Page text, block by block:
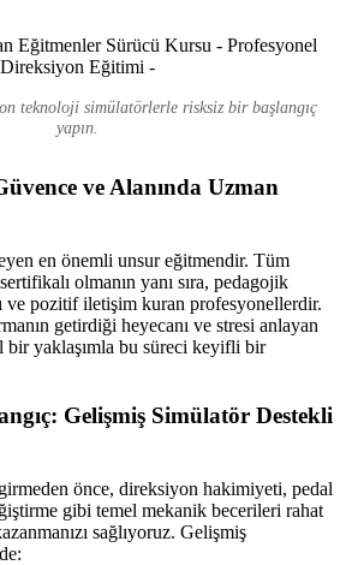
teknoloji simülatörlerle risksiz bir başlangıç
yapın.
ve Alanında Uzman
en önemli unsur eğitmendir. Tüm
olmanın yanı sıra, pedagojik
ve pozitif iletişim kuran profesyonellerdir.
getirdiği heyecanı ve stresi anlayan
bir yaklaşımla bu süreci keyifli bir
Gelişmiş Simülatör Destekli
önce, direksiyon hakimiyeti, pedal
gibi temel mekanik becerileri rahat
sağlıyoruz. Gelişmiş